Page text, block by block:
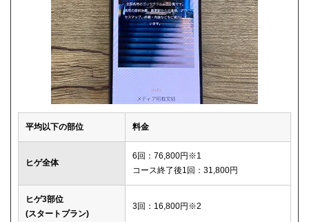
平均以下の部位 料金
ヒゲ全体
6回：76,800円※1
コース終了後1回：31,800円
ヒゲ3部位
(スタートプラン)
3回：16,800円※2